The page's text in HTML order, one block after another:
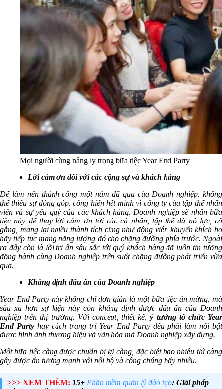
Mọi người cùng nâng ly trong bữa tiệc Year End Party
Lời cảm ơn đối với các cộng sự và khách hàng
Để làm nên thành công một năm đã qua của Doanh nghiệp, không
thể thiếu sự đóng góp, cống hiến hết mình vì công ty của tập thể nhân
viên và sự yêu quý của các khách hàng. Doanh nghiệp sẽ nhân bữa
tiệc này để thay lời cảm ơn tới các cá nhân, tập thể đã nỗ lực, cố
gắng, mang lại nhiều thành tích cũng như động viên khuyến khích họ
hãy tiếp tục mang năng lượng đó cho chặng đường phía trước. Ngoài
ra đây còn là lời tri ân sâu sắc tới quý khách hàng đã luôn tin tưởng
đồng hành cùng Doanh nghiệp trên suốt chặng đường phát triển vừa
qua.
Khẳng định dấu ấn của Doanh nghiệp
Year End Party này không chỉ đơn giản là một bữa tiệc ăn mừng, mà
sâu xa hơn sự kiện này còn khẳng định được dấu ấn của Doanh
nghiệp trên thị trường. Với concept, thiết kế,ý tưởng tổ chức Year
End Partyhay cách trang trí Year End Party đều phải làm nổi bật
được hình ảnh thương hiệu và văn hóa mà Doanh nghiệp xây dựng.
Một bữa tiệc càng được chuẩn bị kỹ càng, đặc biệt bao nhiêu thì càng
gây được ấn tượng mạnh với nội bộ và công chúng bấy nhiêu.
>>> XEM THÊM: 15+ Phần mềm quản lý đào tạo: Giải pháp